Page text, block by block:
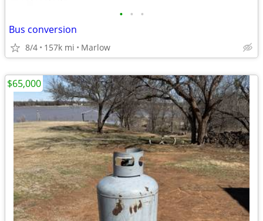
• • •
Bus conversion
8/4 157k mi Marlow
$65,000